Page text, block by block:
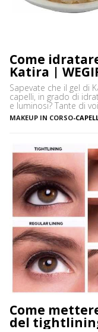
Come
Katira |
Sapevate che il gel di
capelli, in grado di
e luminosi? Tante di
La Katira o Gomma
ottenuta dalla linfa
MAKEUP IN CORSO-
Come
del